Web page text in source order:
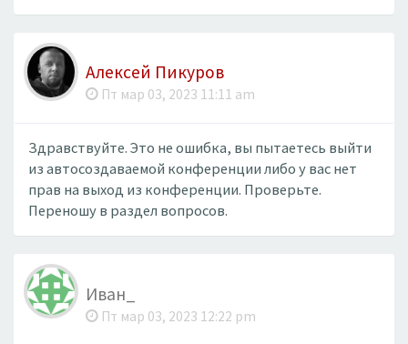
Алексей Пикуров
Пт мар 03, 2023 11:11 am
Здравствуйте. Это не ошибка, вы пытаетесь выйти
из автосоздаваемой конференции либо у вас нет
прав на выход из конференции. Проверьте.
Переношу в раздел вопросов.
Иван_
Пт мар 03, 2023 12:22 pm